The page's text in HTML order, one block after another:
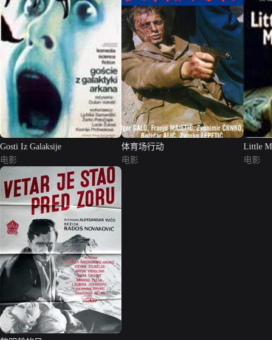
Gosti Iz Galaksije
电影
体育场行动
电影
Little
电影